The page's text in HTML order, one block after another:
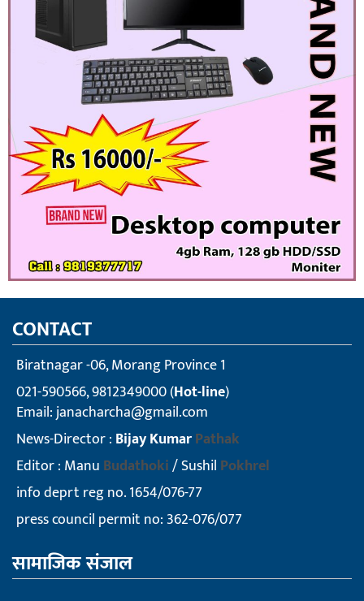
CONTACT
Biratnagar -06, Morang Province 1
021-590566, 9812349000 (Hot-line)
Email:janacharcha@gmail.com
News-Director : Bijay KumarPathak
Editor : Manu Budathoki/ Sushil Pokhrel
info deprt reg no. 1654/076-77
press council permit no: 362-076/077
सामाजिक संजाल